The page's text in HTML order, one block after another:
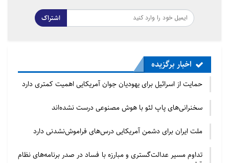
اشتراک
اخبار برگزیده
حمایت از اسرائیل برای یهودیان جوان آمریکایی اهمیت کمتری دارد
سخنرانی‌های پاپ لئو با هوش مصنوعی درست نشده‌اند
ملت ایران برای دشمن آمریکایی درس‌های فراموش‌نشدنی دارد
تداوم مسیر عدالت‌گستری و مبارزه با فساد در صدر برنامه‌های نظام